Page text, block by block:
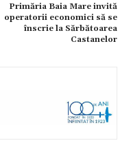
Primăria Baia Mare invită
operatorii economici să se
înscrie la Sărbătoarea
Castanelor